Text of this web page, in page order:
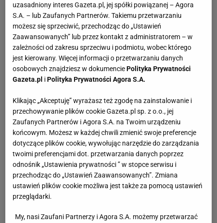
uzasadniony interes Gazeta.pl, jej spółki powiązanej – Agora
S.A. – lub Zaufanych Partnerów. Takiemu przetwarzaniu
możesz się sprzeciwić, przechodząc do „Ustawień
Zaawansowanych” lub przez kontakt z administratorem – w
zależności od zakresu sprzeciwu i podmiotu, wobec którego
jest kierowany. Więcej informacji o przetwarzaniu danych
osobowych znajdziesz w dokumenciePolityka Prywatności
Gazeta.pl iPolityka Prywatności Agora S.A.
Klikając „Akceptuję” wyrażasz też zgodę na zainstalowanie i
przechowywanie plików cookie Gazeta.pl sp. z o.o., jej
Zaufanych Partnerów i Agora S.A. na Twoim urządzeniu
końcowym. Możesz w każdej chwili zmienić swoje preferencje
dotyczące plików cookie, wywołując narzędzie do zarządzania
twoimi preferencjami dot. przetwarzania danych poprzez
odnośnik „Ustawienia prywatności ” w stopce serwisu i
przechodząc do „Ustawień Zaawansowanych”. Zmiana
ustawień plików cookie możliwa jest także za pomocą ustawień
przeglądarki.
My, nasi Zaufani Partnerzy i Agora S.A. możemy przetwarzać